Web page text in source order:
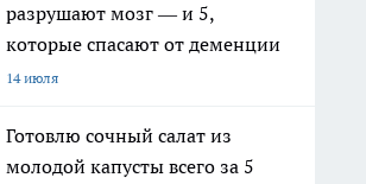
разрушают мозг — и 5,
которые спасают от деменции
14 июля
Готовлю сочный салат из
молодой капусты всего за 5